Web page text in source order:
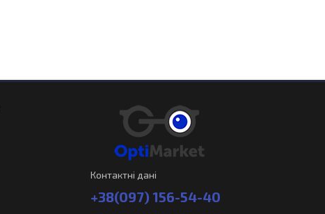
Контактні дані
+38(097) 156-54-40